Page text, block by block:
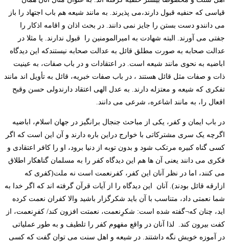
قیاسی که حنفیه قبول دارند،می پذیرند. به مانند شیعه هم باب اجتهاد را باز
می دانندو دست بستن را جایز نمی دانند. در بحث اذان و اقامه اذکار را
جفتی می آورند. البته شهادت به امیرالمومنین را قبول ندارند. یا مثلا در
عدالت صحابه به صورت مطلق قائل به عدالت صحابه نیستندکه این دیدگاه
اباضیه به نحوی مانند شیعه است. در اعتقادات و در باب صفات، به عینیت
ذات و صفات مثل قائل هستند ، در باب صفات خبریه، قائل به تأویل اند مانند
تفکری که شیعه و معتزله دارند. به عدل الهی اعتقاد دارندولی حسن وقبح
افعال را، به مانند اشاعره، شرعی می دانند.
در باب ایمان و کفر، یکی از مباحث جنجال برانگیز در جهان اسلام، اباضیه
اگرچه یک سری مشترکاتی با خوارج دراین باره دارند و آن این است که اگر
کسی گناه کبیره مرتکب شود و بدون توبه از دنیا برود، او را کافر اعتقادی و
فکری می دانند یعنی آن ها هم این دیدگاه کفر را به مسلمان گناهکار اطلاق
می کنند، اما در نظر آنان این کفر، کفرنعمت است نه ملت(کفری که
ازارقه قائل بودند). آنان این دیدگاه را از آیات قرآن گرفته اند که اگر خدا به
شما نعمتی داد، متناسب با آن باید شکرگزار باشید والا کفران نعمت کرده
اید، چنان که¬گفته شده است: شکرِنعمت، نعمتت افزون کند/ کفرِنعمت، از
کفت بیرون کند. لذا آنان در واقع مفهوم کفر را تلطیف و به طور عملیاتی
در آموزه خویش نگه داشتند. در شیعه و اهل سنت می توان گفت که کسی